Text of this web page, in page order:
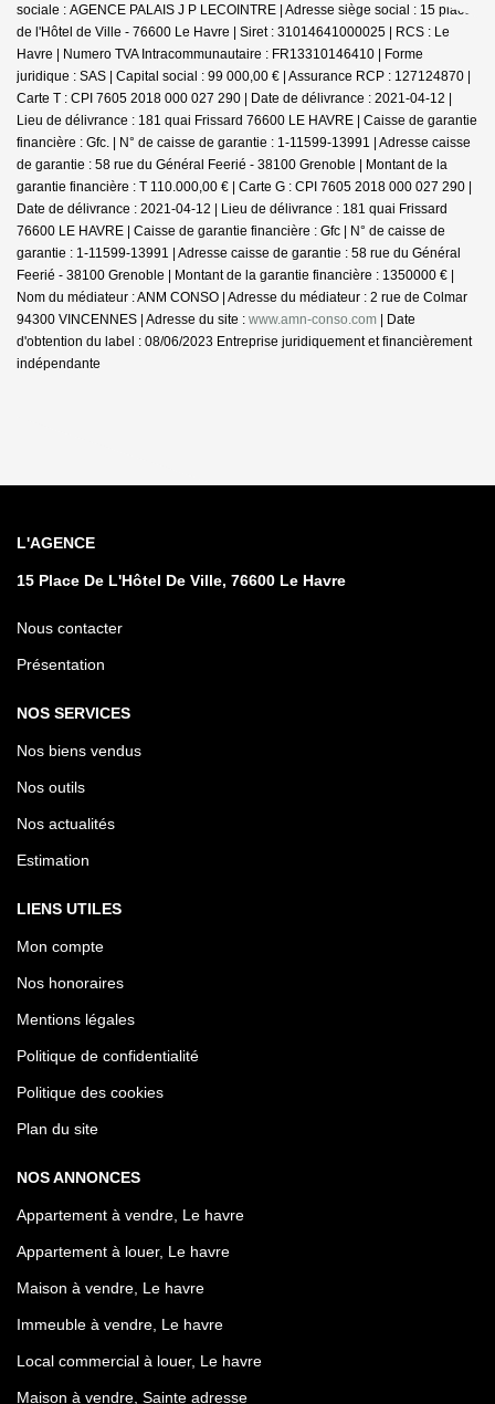
sociale : AGENCE PALAIS J P LECOINTRE | Adresse siège social : 15 place
de l'Hôtel de Ville - 76600 Le Havre | Siret : 31014641000025 | RCS : Le
Havre | Numero TVA Intracommunautaire : FR13310146410 | Forme
juridique : SAS | Capital social : 99 000,00 € | Assurance RCP : 127124870 |
Carte T : CPI 7605 2018 000 027 290 | Date de délivrance : 2021-04-12 |
Lieu de délivrance : 181 quai Frissard 76600 LE HAVRE | Caisse de garantie
financière : Gfc. | N° de caisse de garantie : 1-11599-13991 | Adresse caisse
de garantie : 58 rue du Général Feerié - 38100 Grenoble | Montant de la
garantie financière : T 110.000,00 € | Carte G : CPI 7605 2018 000 027 290 |
Date de délivrance : 2021-04-12 | Lieu de délivrance : 181 quai Frissard
76600 LE HAVRE | Caisse de garantie financière : Gfc | N° de caisse de
garantie : 1-11599-13991 | Adresse caisse de garantie : 58 rue du Général
Feerié - 38100 Grenoble | Montant de la garantie financière : 1350000 € |
Nom du médiateur : ANM CONSO | Adresse du médiateur : 2 rue de Colmar
94300 VINCENNES | Adresse du site : www.amn-conso.com | Date
d'obtention du label : 08/06/2023 Entreprise juridiquement et financièrement
indépendante
L'AGENCE
15 Place De L'Hôtel De Ville, 76600 Le Havre
Nous contacter
Présentation
NOS SERVICES
Nos biens vendus
Nos outils
Nos actualités
Estimation
LIENS UTILES
Mon compte
Nos honoraires
Mentions légales
Politique de confidentialité
Politique des cookies
Plan du site
NOS ANNONCES
Appartement à vendre, Le havre
Appartement à louer, Le havre
Maison à vendre, Le havre
Immeuble à vendre, Le havre
Local commercial à louer, Le havre
Maison à vendre, Sainte adresse